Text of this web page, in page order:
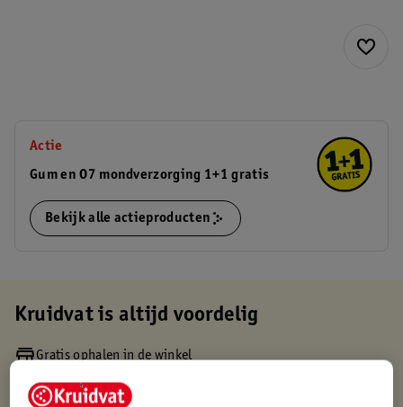
Actie
Gum en O7 mondverzorging 1+1 gratis
Bekijk alle actieproducten
Kruidvat is altijd voordelig
Gratis ophalen in de winkel
Gratis thuisbezorgd vanaf 50.00